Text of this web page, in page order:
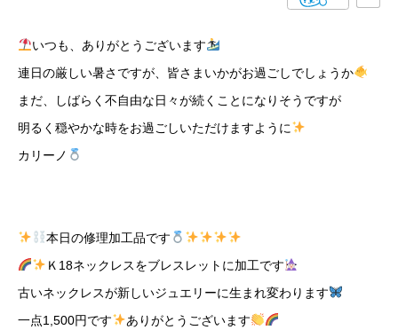
いつも、ありがとうございます
連日の厳しい暑さですが、皆さまいかがお過ごしでしょうか
まだ、しばらく不自由な日々が続くことになりそうですが
明るく穏やかな時をお過ごしいただけますように
カリーノ
本日の修理加工品です
Ｋ18ネックレスをブレスレットに加工です
古いネックレスが新しいジュエリーに生まれ変わります
一点1,500円です
ありがとうございます